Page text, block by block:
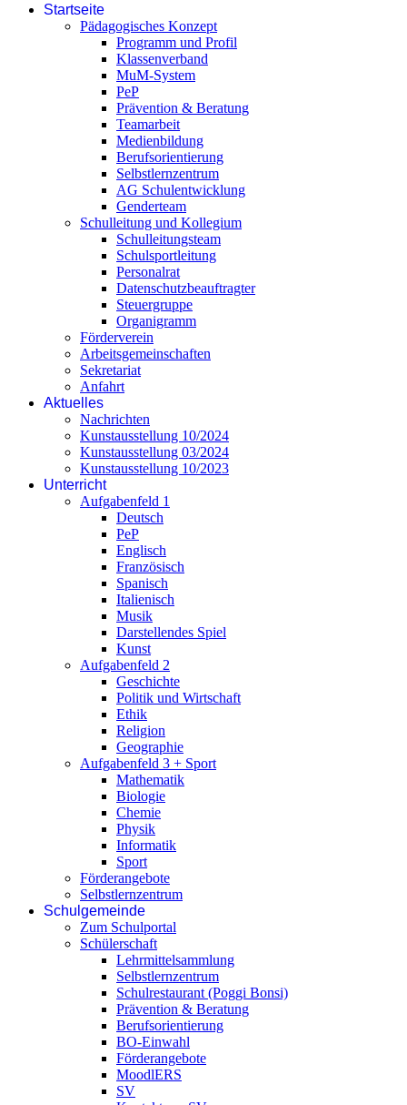
Startseite
Pädagogisches Konzept
Programm und Profil
Klassenverband
MuM-System
PeP
Prävention & Beratung
Teamarbeit
Medienbildung
Berufsorientierung
Selbstlernzentrum
AG Schulentwicklung
Genderteam
Schulleitung und Kollegium
Schulleitungsteam
Schulsportleitung
Personalrat
Datenschutzbeauftragter
Steuergruppe
Organigramm
Förderverein
Arbeitsgemeinschaften
Sekretariat
Anfahrt
Aktuelles
Nachrichten
Kunstausstellung 10/2024
Kunstausstellung 03/2024
Kunstausstellung 10/2023
Unterricht
Aufgabenfeld 1
Deutsch
PeP
Englisch
Französisch
Spanisch
Italienisch
Musik
Darstellendes Spiel
Kunst
Aufgabenfeld 2
Geschichte
Politik und Wirtschaft
Ethik
Religion
Geographie
Aufgabenfeld 3 + Sport
Mathematik
Biologie
Chemie
Physik
Informatik
Sport
Förderangebote
Selbstlernzentrum
Schulgemeinde
Zum Schulportal
Schülerschaft
Lehrmittelsammlung
Selbstlernzentrum
Schulrestaurant (Poggi Bonsi)
Prävention & Beratung
Berufsorientierung
BO-Einwahl
Förderangebote
MoodlERS
SV